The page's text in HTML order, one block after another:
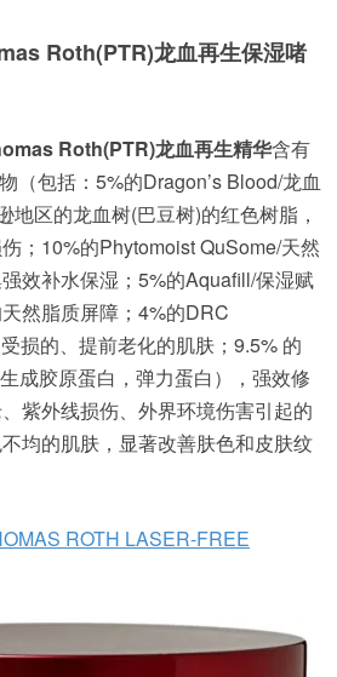
Roth(PTR)龙血再生保湿啫
Roth(PTR)龙血再生精华含有
（包括：5%的Dragon’s Blood/龙血
地区的龙血树(巴豆树)的红色树脂，
；10%的Phytomoist QuSome/天然
效补水保湿；5%的Aquafill/保湿赋
然脂质屏障；4%的DRC
损的、提前老化的肌肤；9.5% 的
成胶原蛋白，弹力蛋白），强效修
紫外线损伤、外界环境伤害引起的
均的肌肤，显著改善肤色和皮肤纹
ROTH LASER-FREE